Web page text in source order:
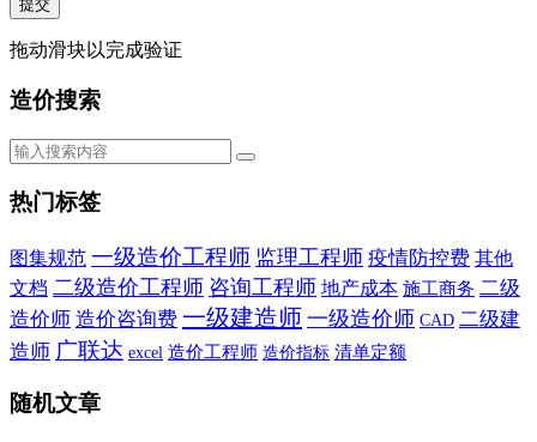
提交
拖动滑块以完成验证
造价搜索
热门标签
图集规范 一级造价工程师 监理工程师 疫情防控费 其他
文档 二级造价工程师 咨询工程师 地产成本 施工商务 二级
造价师 造价咨询费 一级建造师 一级造价师 CAD 二级建
造师 广联达 excel 造价工程师 造价指标 清单定额
随机文章